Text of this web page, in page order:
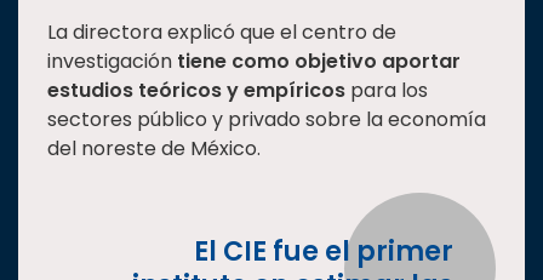
La directora explicó que el centro de
investigación tiene como objetivo aportar
estudios teóricos y empíricos para los
sectores público y privado sobre la economía
del noreste de México.
El CIE fue el primer